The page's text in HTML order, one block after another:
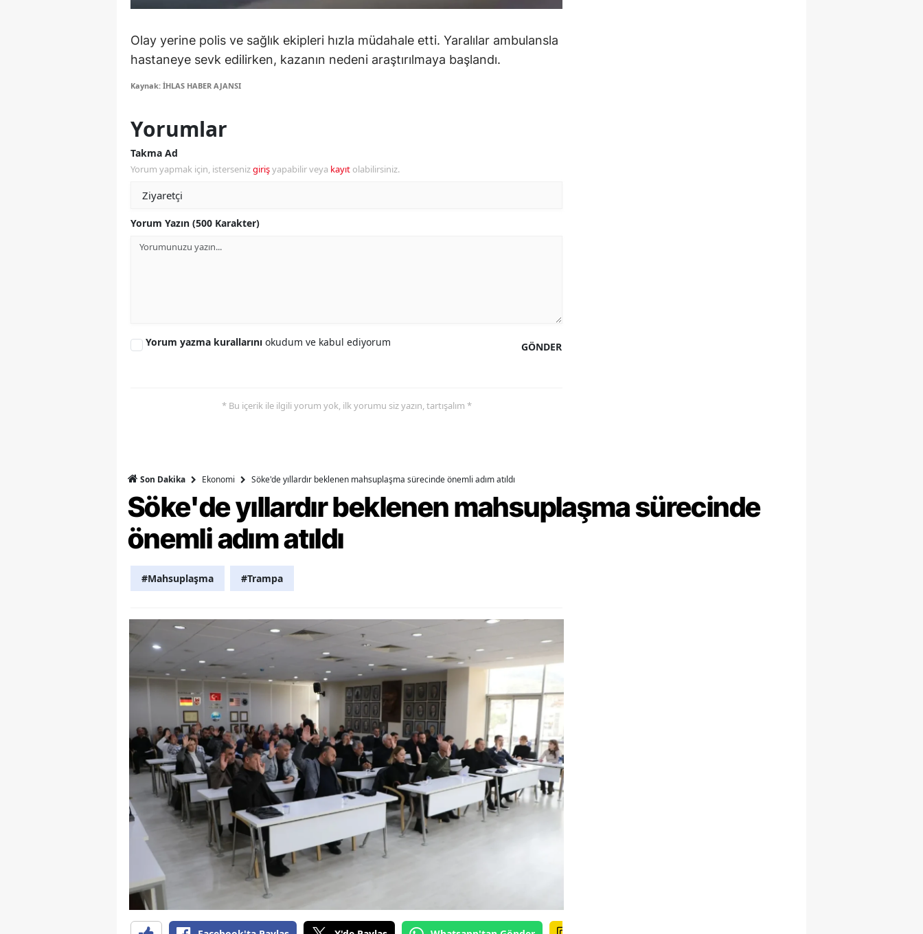
Samsun
Siirt
Tokat
Yozgat
Aksaray
Kırıkkale
Batman
Şırnak
Iğdır
Yalova
Karabük
Kilis
Osmaniye
Düzce
Olay yerine polis ve sağlık ekipleri hızla müdahale etti. Yaralılar ambulansla
hastaneye sevk edilirken, kazanın nedeni araştırılmaya başlandı.
Kaynak: İHLAS HABER AJANSI
Yorumlar
Takma Ad
Yorum yapmak için, istersenizgirişyapabilir veya kayıt olabilirsiniz.
Yorum Yazın (500 Karakter)
GÖNDER
Yorum yazma kurallarını okudum ve kabul ediyorum
* Bu içerik ile ilgili yorum yok, ilk yorumu siz yazın, tartışalım *
Son Dakika Ekonomi Söke'de yıllardır beklenen mahsuplaşma sürecinde önemli adım atıldı
Söke'de yıllardır beklenen mahsuplaşma sürecinde
önemli adım atıldı
#Mahsuplaşma #Trampa